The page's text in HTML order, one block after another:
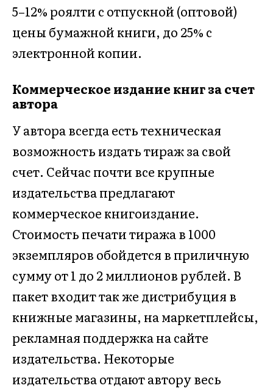
5–12% роялти с отпускной (оптовой)
цены бумажной книги, до 25% с
электронной копии.
Коммерческое издание книг за счет
автора
У автора всегда есть техническая
возможность издать тираж за свой
счет. Сейчас почти все крупные
издательства предлагают
коммерческое книгоиздание.
Стоимость печати тиража в 1000
экземпляров обойдется в приличную
сумму от 1 до 2 миллионов рублей. В
пакет входит так же дистрибуция в
книжные магазины, на маркетплейсы,
рекламная поддержка на сайте
издательства. Некоторые
издательства отдают автору весь